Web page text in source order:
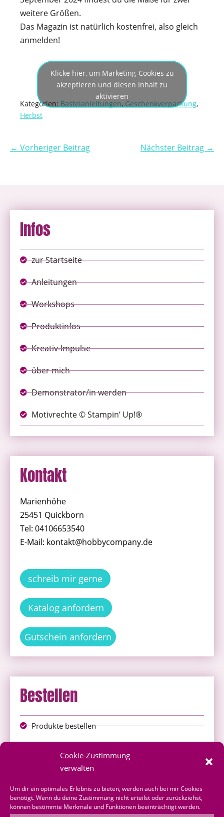
Cookie-Zustimmung
verwalten
Um dir ein optimales Erlebnis zu bieten, werden auch bei mir Cookies
benötigt. Wenn du deine Zustimmung nicht erteilst oder zurückziehst,
können bestimmte Merkmale und Funktionen beeinträchtigt werden.
weitere Größen.
Das Magazin ist natürlich kostenfrei, also gleich
anmelden!
Klicke hier, um Marketing-Cookies zu
akzeptieren und diesen Inhalt zu
aktivieren
Kategorien: Bastelanleitungen, Geschenkverpackung,
Herbst
← Vorheriger Beitrag Nächster Beitrag →
Infos
zur Startseite
Anleitungen
Workshops
Produktinfos
Kreativ-Impulse
über mich
Demonstrator/in werden
Motivrechte © Stampin’ Up!®
Kontakt
Marienhöhe
25451 Quickborn
Tel: 04106653540
E-Mail: kontakt@hobbycompany.de
schreib mir gerne
Katalog anfordern
Gutschein anfordern
Bestellen
Produkte bestellen
über mich bestellen
Shoppingvorteil
Bestellformular